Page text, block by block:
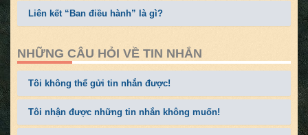
Liên kết “Ban điều hành” là gì?
NHỮNG CÂU HỎI VỀ TIN NHẮN
Tôi không thể gửi tin nhắn được!
Tôi nhận được những tin nhắn không muốn!